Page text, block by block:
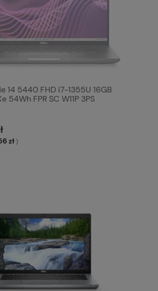
14 5440 FHD i7-1355U 16GB
54Wh FPR SC W11P 3PS
zł )